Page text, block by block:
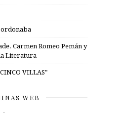
Carmen Romeo Pemán y
Literatura
VILLAS"
WEB